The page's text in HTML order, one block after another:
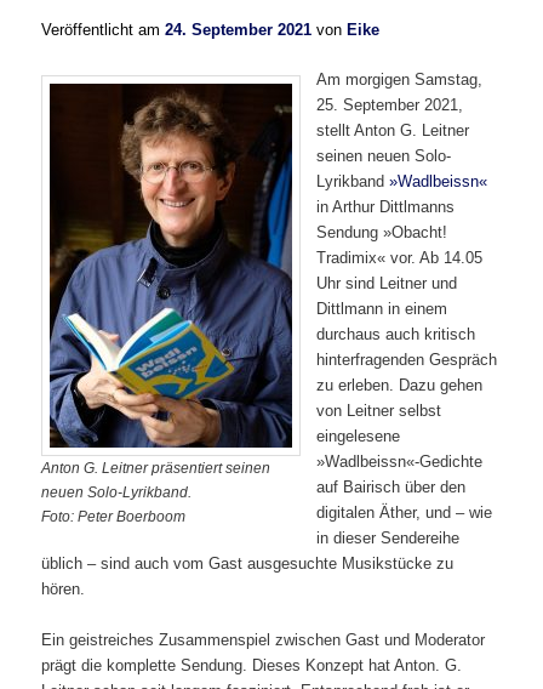
Veröffentlicht am24. September 2021 von Eike
Anton G. Leitner präsentiert seinen
neuen Solo-Lyrikband.
Foto: Peter Boerboom
Am morgigen Samstag,
25. September 2021,
stellt Anton G. Leitner
seinen neuen Solo-
Lyrikband»Wadlbeissn«
in Arthur Dittlmanns
Sendung »Obacht!
Tradimix« vor. Ab 14.05
Uhr sind Leitner und
Dittlmann in einem
durchaus auch kritisch
hinterfragenden Gespräch
zu erleben. Dazu gehen
von Leitner selbst
eingelesene
»Wadlbeissn«-Gedichte
auf Bairisch über den
digitalen Äther, und – wie
in dieser Sendereihe
üblich – sind auch vom Gast ausgesuchte Musikstücke zu
hören.
Ein geistreiches Zusammenspiel zwischen Gast und Moderator
prägt die komplette Sendung. Dieses Konzept hat Anton. G.